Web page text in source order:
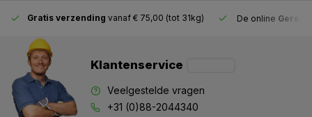
Gratis verzending vanaf € 75,00 (tot 31kg) De online
Klantenservice
Veelgestelde vragen
+31 (0)88-2044340